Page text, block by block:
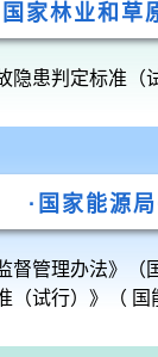
国家林业和草
隐患判定标准（
·国家能源局
督管理办法》（
（试行）》（ 国